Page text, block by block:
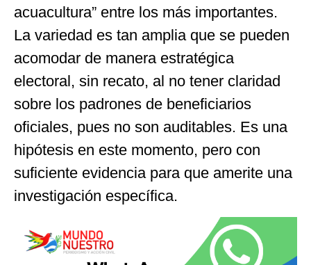
acuacultura” entre los más importantes.
La variedad es tan amplia que se pueden
acomodar de manera estratégica
electoral, sin recato, al no tener claridad
sobre los padrones de beneficiarios
oficiales, pues no son auditables. Es una
hipótesis en este momento, pero con
suficiente evidencia para que amerite una
investigación específica.